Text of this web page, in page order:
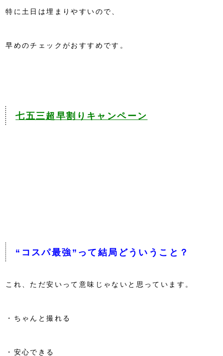
特に土日は埋まりやすいので、
早めのチェックがおすすめです。
七五三超早割りキャンペーン
“コスパ最強”って結局どういうこと？
これ、ただ安いって意味じゃないと思っています。
・ちゃんと撮れる
・安心できる